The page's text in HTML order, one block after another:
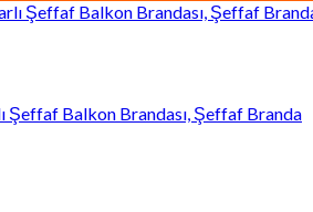
Şeffaf Balkon Brandası, Şeffaf Branda